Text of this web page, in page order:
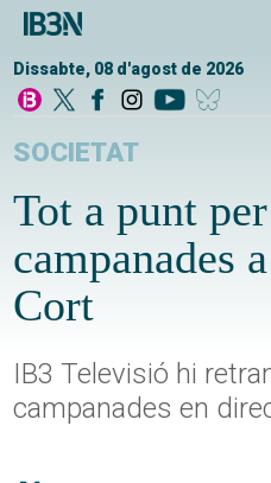
Dissabte, 08 d'agost de 2026
SOCIETAT
Tot a punt
campanades
Cort
IB3 Televisió hi
campanades en